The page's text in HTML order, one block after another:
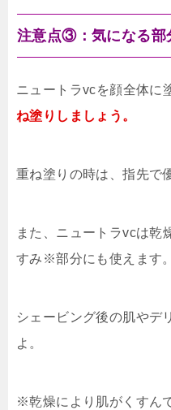
注意点③：気になる部
ニュートラvcを顔全体に
ね塗りしましょう。
重ね塗りの時は、指先で
また、ニュートラvcは乾
すみ※部分にも使えます。
シェービング後の肌やデ
よ。
※乾燥により肌がくすん